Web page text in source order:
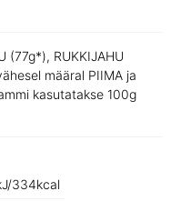
(77g*), RUKKIJAHU
määral PIIMA ja
kasutatakse 100g
334kcal